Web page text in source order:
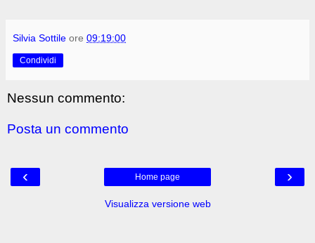
Silvia Sottile ore 09:19:00
Condividi
Nessun commento:
Posta un commento
‹ ›
Home page
Visualizza versione web